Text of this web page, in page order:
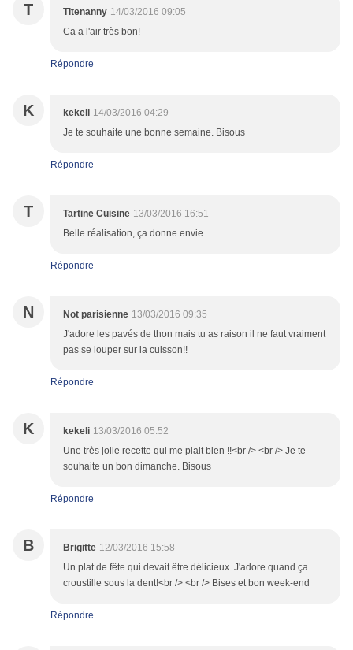
T Titenanny 14/03/2016 09:05
Ca a l'air très bon!
Répondre
K kekeli 14/03/2016 04:29
Je te souhaite une bonne semaine. Bisous
Répondre
T Tartine Cuisine 13/03/2016 16:51
Belle réalisation, ça donne envie
Répondre
N Not parisienne 13/03/2016 09:35
J'adore les pavés de thon mais tu as raison il ne faut vraiment
pas se louper sur la cuisson!!
Répondre
K kekeli 13/03/2016 05:52
Une très jolie recette qui me plait bien !!<br /> <br /> Je te
souhaite un bon dimanche. Bisous
Répondre
B Brigitte 12/03/2016 15:58
Un plat de fête qui devait être délicieux. J'adore quand ça
croustille sous la dent!<br /> <br /> Bises et bon week-end
Répondre